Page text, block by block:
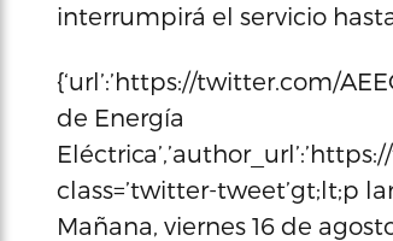
interrumpirá el servicio
{‘url’:’https://twitter.com/
de Energía
class=’twitter-tweet’gt;lt;p
Mañana, viernes 16 de